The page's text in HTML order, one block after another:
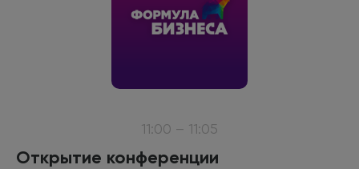
11:00 – 11:05
Открытие конференции